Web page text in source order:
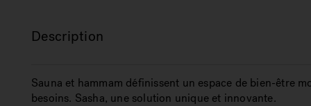
Description
Sauna et hammam définissent un espace de bien-être
besoins. Sasha, une solution unique et innovante.